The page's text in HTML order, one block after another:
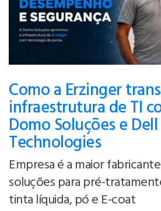
Como a Erzinger
infraestrutura de TI
Domo Soluções e Dell
Technologies
Empresa é a maior
soluções para pré-
tinta líquida, pó e E-coat